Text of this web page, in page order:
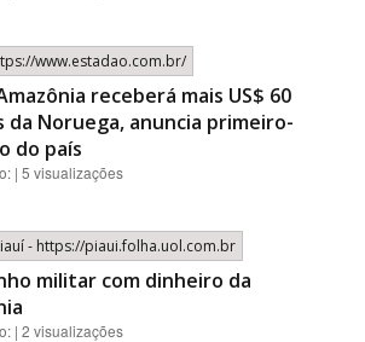
www.estadao.com.br/
receberá mais US$ 60
da Noruega, anuncia primeiro-
do país
| 5 visualizações
- https://piaui.folha.uol.com.br
militar com dinheiro da
| 2 visualizações